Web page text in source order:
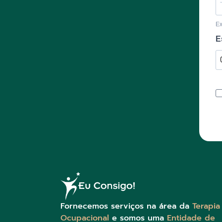
Fornecemos serviços na área da Terapia
Ocupacional e somos uma Entidade de